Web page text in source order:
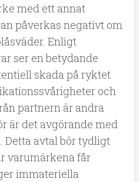
med ett annat
påverkas negativt om
Enligt
ser en betydande
skada på ryktet
och
partnern är andra
är det avgörande med
avtal bör tydligt
varumärkena får
immateriella